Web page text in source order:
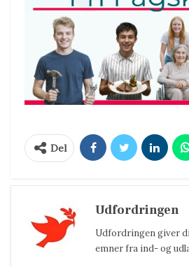
Del
Udfordringen
Udfordringen giver
emner fra ind- og